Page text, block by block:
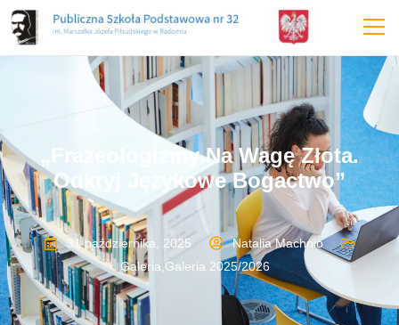
„Frazeologizmy Na Wagę Złota.
Odkryj Językowe Bogactwo”
31 października, 2025
Natalia Machnio
Galeria Galeria 2025/2026